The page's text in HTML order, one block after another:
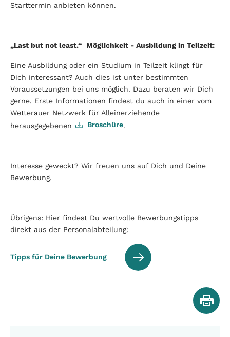
Starttermin anbieten können.
„Last but not least.“ Möglichkeit - Ausbildung in Teilzeit:
Eine Ausbildung oder ein Studium in Teilzeit klingt für
Dich interessant? Auch dies ist unter bestimmten
Voraussetzungen bei uns möglich. Dazu beraten wir Dich
gerne. Erste Informationen findest du auch in einer vom
Wetterauer Netzwerk für Alleinerziehende
herausgegebenen
Broschüre.
Interesse geweckt? Wir freuen uns auf Dich und Deine
Bewerbung.
Übrigens: Hier findest Du wertvolle Bewerbungstipps
direkt aus der Personalabteilung:
Tipps für Deine Bewerbung